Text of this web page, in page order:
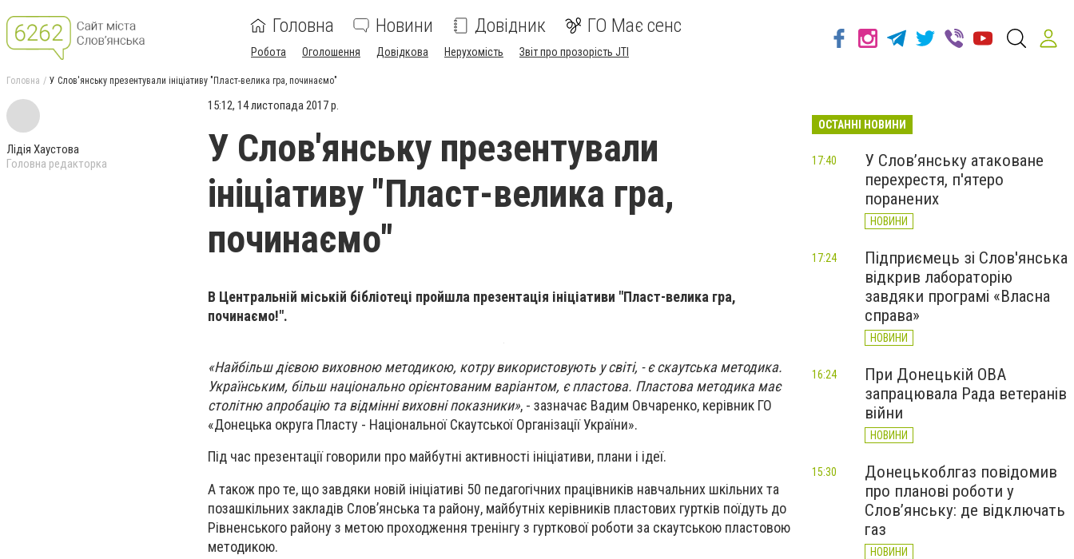
Головна Новини Довідник ГО Має сенс
Робота Оголошення Довідкова Нерухомість Звіт про прозорість JTI
Головна У Слов'янську презентували ініціативу "Пласт-велика гра, починаємо"
Лідія Хаустова
Головна редакторка
15:12, 14 листопада 2017 р.
У Слов'янську презентували
ініціативу "Пласт-велика гра,
починаємо"
В Центральній міській бібліотеці пройшла презентація ініціативи "Пласт-велика гра,
починаємо!".
«Найбільш дієвою виховною методикою, котру використовують у світі, - є скаутська методика.
Українським, більш національно орієнтованим варіантом, є пластова. Пластова методика має
столітню апробацію та відмінні виховні показники», - зазначає Вадим Овчаренко, керівник ГО
«Донецька округа Пласту - Національної Скаутської Організації України».
Під час презентації говорили про майбутні активності ініціативи, плани і ідеї.
А також про те, що завдяки новій ініціативі 50 педагогічних працівників навчальних шкільних та
позашкільних закладів Слов’янська та району, майбутніх керівників пластових гуртків поїдуть до
Рівненського району з метою проходження тренінгу з гурткової роботи за скаутською пластовою
методикою.
ОСТАННІ НОВИНИ
У Слов’янську атаковане
перехрестя, п'ятеро
поранених
НОВИНИ
17:40
Підприємець зі Слов'янська
відкрив лабораторію
завдяки програмі «Власна
справа»
НОВИНИ
17:24
При Донецькій ОВА
запрацювала Рада ветеранів
війни
НОВИНИ
16:24
Донецькоблгаз повідомив
про планові роботи у
Слов’янську: де відключать
газ
НОВИНИ
15:30